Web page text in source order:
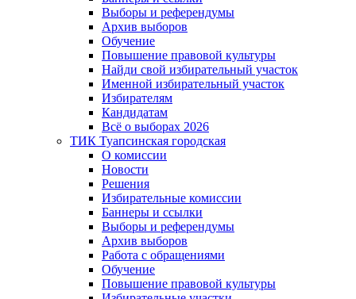
Выборы и референдумы
Архив выборов
Обучение
Повышение правовой культуры
Найди свой избирательный участок
Именной избирательный участок
Избирателям
Кандидатам
Всё о выборах 2026
ТИК Туапсинская городская
О комиссии
Новости
Решения
Избирательные комиссии
Баннеры и ссылки
Выборы и референдумы
Архив выборов
Работа с обращениями
Обучение
Повышение правовой культуры